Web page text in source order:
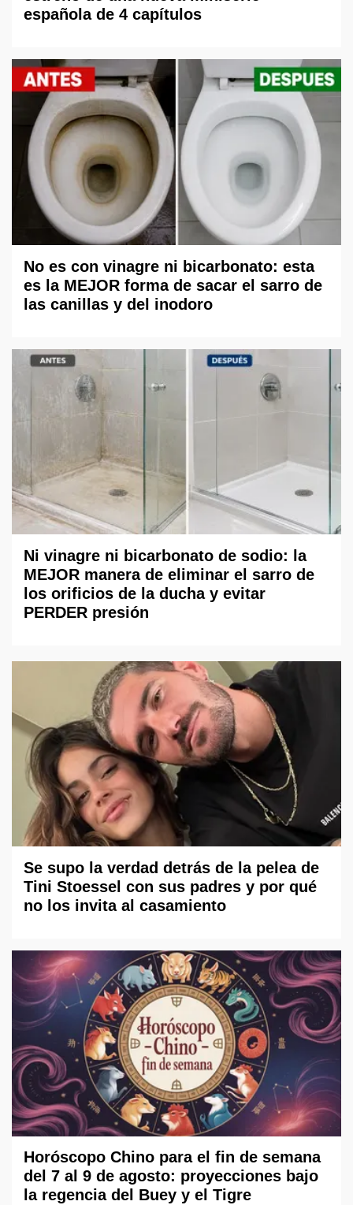
española de 4 capítulos
No es con vinagre ni bicarbonato: esta
es la MEJOR forma de sacar el sarro de
las canillas y del inodoro
Ni vinagre ni bicarbonato de sodio: la
MEJOR manera de eliminar el sarro de
los orificios de la ducha y evitar
PERDER presión
Se supo la verdad detrás de la pelea de
Tini Stoessel con sus padres y por qué
no los invita al casamiento
Horóscopo Chino para el fin de semana
del 7 al 9 de agosto: proyecciones bajo
la regencia del Buey y el Tigre